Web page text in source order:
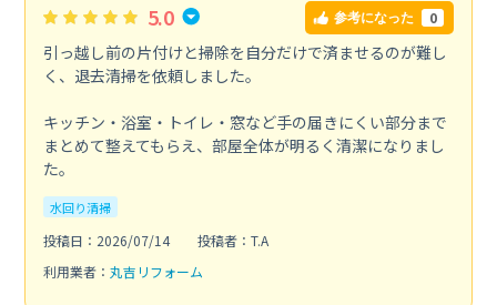
5.0 参考になった 0
引っ越し前の片付けと掃除を自分だけで済ませるのが難し
く、退去清掃を依頼しました。
キッチン・浴室・トイレ・窓など手の届きにくい部分まで
まとめて整えてもらえ、部屋全体が明るく清潔になりまし
た。
水回り清掃
投稿日：2026/07/14
投稿者：T.A
利用業者： 丸吉リフォーム